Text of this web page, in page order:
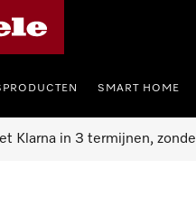
SMART HOME
Klarna in 3 termijnen,